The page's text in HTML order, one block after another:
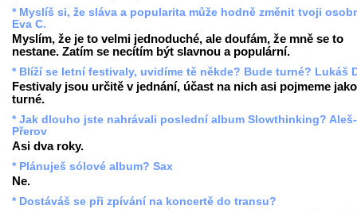
* Myslíš si, že sláva a popularita může hodně změnit tvoji
Eva C.
Myslím, že je to velmi jednoduché, ale doufám, že mně se to
nestane. Zatím se necítím být slavnou a populární.
* Blíží se letní festivaly, uvidíme tě někde? Bude turné? Lukáš
Festivaly jsou určitě v jednání, účast na nich asi pojmeme jako
turné.
* Jak dlouho jste nahrávali poslední album Slowthinking? Aleš-
Přerov
Asi dva roky.
* Plánuješ sólové album? Sax
Ne.
* Dostáváš se při zpívání na koncertě do transu?